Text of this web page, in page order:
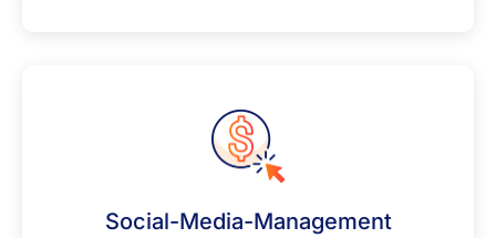
Social-Media-Management